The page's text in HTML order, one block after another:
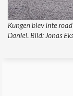
Kungen blev inte
Daniel. Bild: Jonas